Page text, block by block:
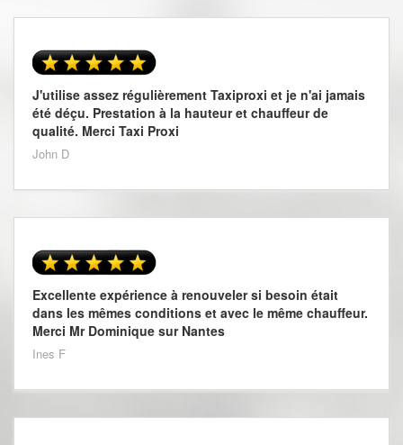
J'utilise assez régulièrement Taxiproxi et je n'ai jamais
été déçu. Prestation à la hauteur et chauffeur de
qualité. Merci Taxi Proxi
John D
Excellente expérience à renouveler si besoin était
dans les mêmes conditions et avec le même chauffeur.
Merci Mr Dominique sur Nantes
Ines F